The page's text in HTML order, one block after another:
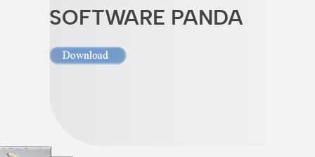
SOFTWARE PANDA